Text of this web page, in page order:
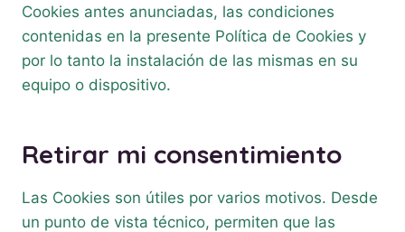
Cookies antes anunciadas, las condiciones
contenidas en la presente Política de Cookies y
por lo tanto la instalación de las mismas en su
equipo o dispositivo.
Retirar mi consentimiento
Las Cookies son útiles por varios motivos. Desde
un punto de vista técnico, permiten que las